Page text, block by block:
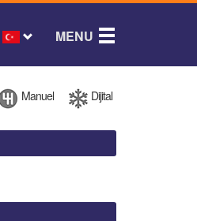
MENU
Manuel Dijital